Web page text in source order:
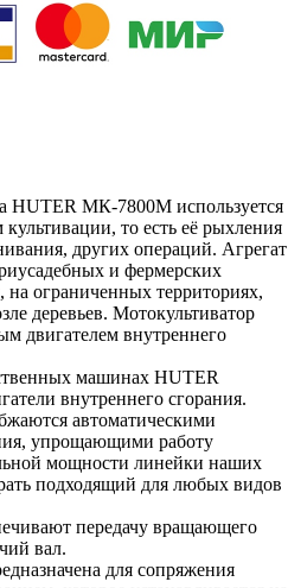
HUTER МК-7800М используется
то есть её рыхления
других операций. Агрегат
и фермерских
на ограниченных территориях,
деревьев. Мотокультиватор
двигателем внутреннего
машинах HUTER
внутреннего сгорания.
автоматическими
упрощающими работу
мощности линейки наших
подходящий для любых видов
передачу вращающего
вал.
для сопряжения